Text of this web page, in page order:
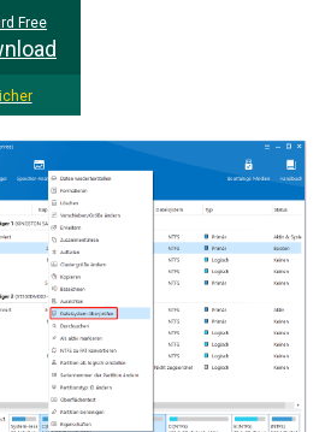
Free